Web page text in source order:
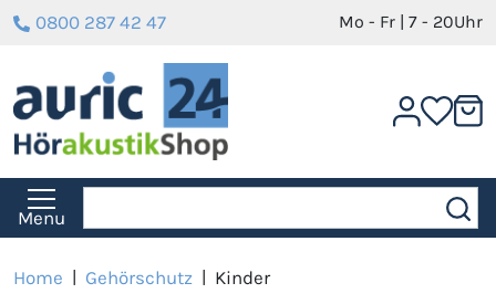
0800 287 42 47 Mo - Fr | 7 - 20Uhr
Menu
Home | Gehörschutz | Kinder